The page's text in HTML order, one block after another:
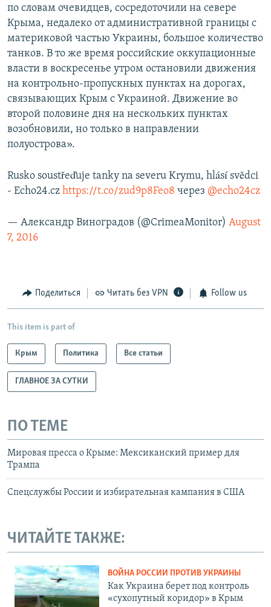
по словам очевидцев, сосредоточили на севере
Крыма, недалеко от административной границы с
материковой частью Украины, большое количество
танков. В то же время российские оккупационные
власти в воскресенье утром остановили движения
на контрольно-пропускных пунктах на дорогах,
связывающих Крым с Украиной. Движение во
второй половине дня на нескольких пунктах
возобновили, но только в направлении
полуострова».
Rusko soustřeďuje tanky na severu Krymu, hlásí svědci
- Echo24.cz https://t.co/zud9p8Feo8 через @echo24cz
— Александр Виноградов (@CrimeaMonitor) August
7, 2016
Поделиться Читать без VPN Follow us
This item is part of
Крым Политика Все статьи
ГЛАВНОЕ ЗА СУТКИ
ПО ТЕМЕ
Мировая пресса о Крыме: Мексиканский пример для
Трампа
Спецслужбы России и избирательная кампания в США
ЧИТАЙТЕ ТАКЖЕ:
ВОЙНА РОССИИ ПРОТИВ УКРАИНЫ
Как Украина берет под контроль
«сухопутный коридор» в Крым